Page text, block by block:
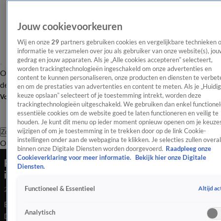
OverzichtAfleveringen Entertainment TV Algemeen
Tip
de redactieNieuwsbrief
Volg Shownieuws
Zoeken
OverzichtEntertainmentSpraakmakendRealityCrimeVideo's
PVV nek-aan-nek met GroenLinks-PvdA en D66
in laatste peilingen
28 okt 2025, 18:16
Eén dag voor de verkiezingen staan PVV, GroenLinks-PvdA en
D66 exact gelijk op 23 zetels, blijkt uit de nieuwste peiling van
Jouw cookievoorkeuren
Wij en onze 29 partners gebruiken cookies en vergelijkbare technieken
informatie te verzamelen over jou als gebruiker van onze website(s),
gedrag en jouw apparaten. Als je „Alle cookies accepteren” selecteert,
worden trackingtechnologieën ingeschakeld om onze advertenties en
content te kunnen personaliseren, onze producten en diensten te
en om de prestaties van advertenties en content te meten. Als je
keuze opslaan” selecteert of je toestemming intrekt, worden deze
trackingtechnologieën uitgeschakeld. We gebruiken dan enkel
essentiële cookies om de website goed te laten functioneren en veilig te
houden. Je kunt dit menu op ieder moment opnieuw openen om je
wijzigen of om je toestemming in te trekken door op de link Cookie-
instellingen onder aan de webpagina te klikken. Je selecties zullen overal
binnen onze Digitale Diensten worden doorgevoerd. Raadpleeg onze
Cookieverklaring voor meer informatie.
Bekijk hier onze Digitale
Diensten.
Functioneel & Essentieel Altijd
Analytisch